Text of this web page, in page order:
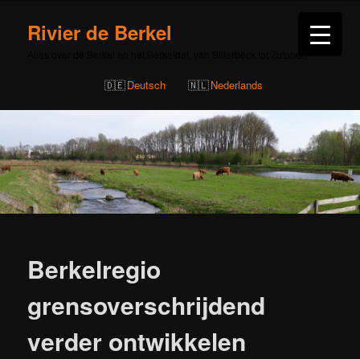
Rivier de Berkel
Deutsch Nederlands
Berkelregio
grensoverschrijdend
verder ontwikkelen